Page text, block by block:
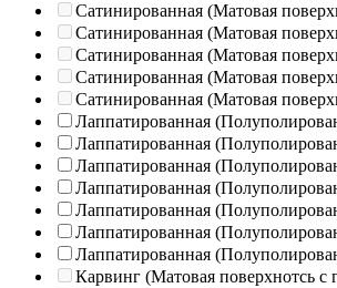
Сатинированная (Матовая
Сатинированная (Матовая
Сатинированная (Матовая
Сатинированная (Матовая
Сатинированная (Матовая
Лаппатированная
Лаппатированная
Лаппатированная
Лаппатированная
Лаппатированная
Лаппатированная
Лаппатированная
Карвинг (Матовая поверхнотсь с